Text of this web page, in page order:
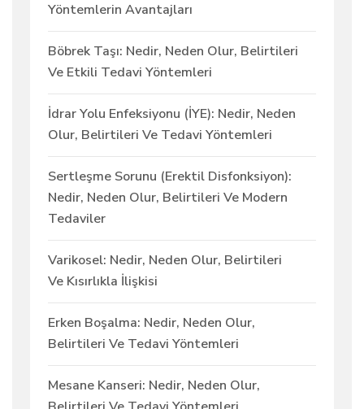
Yöntemlerin Avantajları
Böbrek Taşı: Nedir, Neden Olur, Belirtileri
Ve Etkili Tedavi Yöntemleri
İdrar Yolu Enfeksiyonu (İYE): Nedir, Neden
Olur, Belirtileri Ve Tedavi Yöntemleri
Sertleşme Sorunu (Erektil Disfonksiyon):
Nedir, Neden Olur, Belirtileri Ve Modern
Tedaviler
Varikosel: Nedir, Neden Olur, Belirtileri
Ve Kısırlıkla İlişkisi
Erken Boşalma: Nedir, Neden Olur,
Belirtileri Ve Tedavi Yöntemleri
Mesane Kanseri: Nedir, Neden Olur,